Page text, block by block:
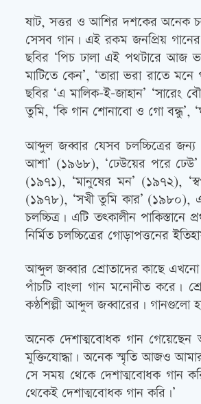
ষাট, সত্তর ও আশির দশকের অনেক
সেসব গান। এই রকম জনপ্রিয়
ছবির ‘পিচ ঢালা এই পথটারে আজ
মাটিতে কেন’, ‘তারা ভরা রাতে
ছবির ‘এ মালিক-ই-জাহান’
তুমি, ‘কি গান শোনাবো ও গো বন্ধু’,
আব্দুল জব্বার যেসব চলচ্চিত্রের
আশা’ (১৯৬৮), ‘ঢেউয়ের পরে
(১৯৭১), ‘মানুষের মন’ (১৯৭২),
(১৯৭৮), ‘সখী তুমি কার’ (১৯৮০),
চলচ্চিত্র। এটি তৎকালীন
নির্মিত চলচ্চিত্রের গোড়াপত্তনের
আব্দুল জব্বার শ্রোতাদের কাছে এখনো
পাঁচটি বাংলা গান মনোনীত করে।
কণ্ঠশিল্পী আব্দুল জব্বারের। গানগুলো
অনেক দেশাত্মবোধক গান
মুক্তিযোদ্ধা। অনেক স্মৃতি আজও
সে সময় থেকে দেশাত্মবোধক গান
থেকেই দেশাত্মবোধক গান করি।’